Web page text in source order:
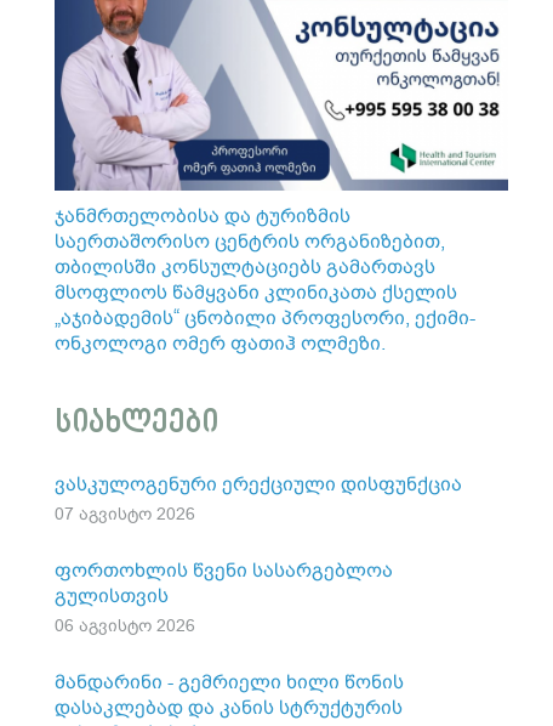
ჯანმრთელობისა და ტურიზმის
საერთაშორისო ცენტრის ორგანიზებით,
თბილისში კონსულტაციებს გამართავს
მსოფლიოს წამყვანი კლინიკათა ქსელის
„აჯიბადემის“ ცნობილი პროფესორი, ექიმი-
ონკოლოგი ომერ ფათიჰ ოლმეზი.
სიახლეები
ვასკულოგენური ერექციული დისფუნქცია
07 აგვისტო 2026
ფორთოხლის წვენი სასარგებლოა
გულისთვის
06 აგვისტო 2026
მანდარინი - გემრიელი ხილი წონის
დასაკლებად და კანის სტრუქტურის